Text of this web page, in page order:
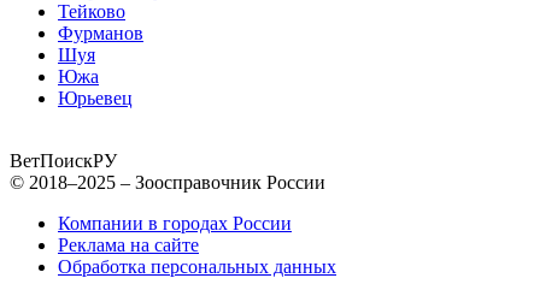
Тейково
Фурманов
Шуя
Южа
Юрьевец
ВетПоискРУ
© 2018–2025 – Зоосправочник России
Компании в городах России
Реклама на сайте
Обработка персональных данных